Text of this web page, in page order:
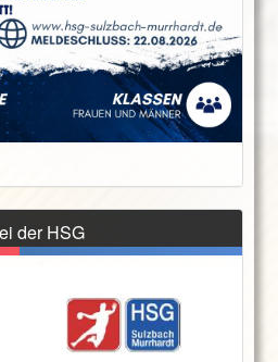
der HSG